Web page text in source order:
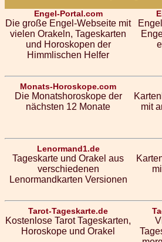
Engel-Portal.com
Die große Engel-Webseite mit
vielen Orakeln, Tageskarten
und Horoskopen der
Himmlischen Helfer
Monats-Horoskope.com
Die Monatshoroskope der
nächsten 12 Monate
mit
Lenormand1.de
Tageskarte und Orakel aus
verschiedenen
Lenormandkarten Versionen
Tarot-Tageskarte.de
Kostenlose Tarot Tageskarten,
Horoskope und Orakel